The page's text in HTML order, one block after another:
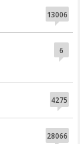
13006
6
4275
28066